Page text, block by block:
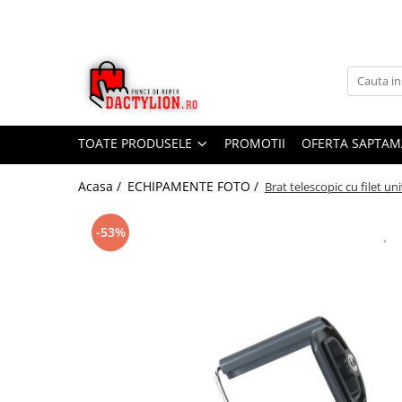
TOATE PRODUSELE PROMOTII OFERTA
Acasa / ECHIPAMENTE FOTO / Brat telescopic cu filet
-53%